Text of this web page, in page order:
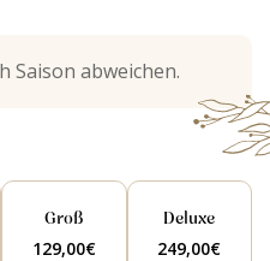
Saison abweichen.
Groß
129,00€
Deluxe
249,00€